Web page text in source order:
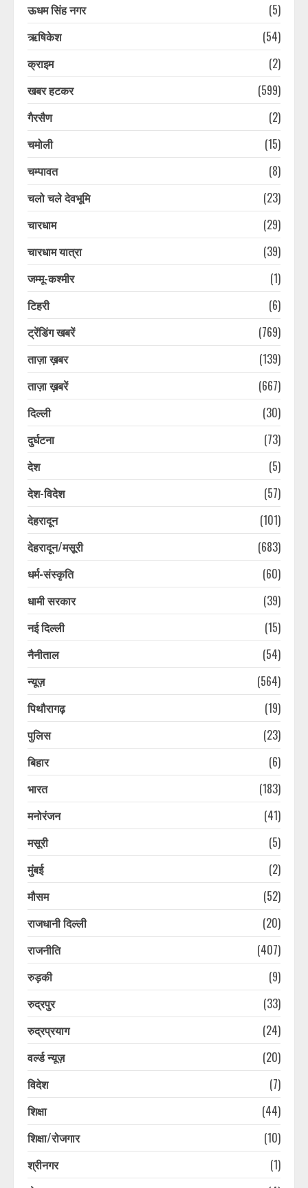
ऊधम सिंह नगर
(5)
ऋषिकेश
(54)
क्राइम
(2)
खबर हटकर
(599)
गैरसैण
(2)
चमोली
(15)
चम्पावत
(8)
चलो चले देवभूमि
(23)
चारधाम
(29)
चारधाम यात्रा
(39)
जम्मू-कश्मीर
(1)
टिहरी
(6)
ट्रेंडिंग खबरें
(769)
ताज़ा ख़बर
(139)
ताज़ा ख़बरें
(667)
दिल्ली
(30)
दुर्घटना
(73)
देश
(5)
देश-विदेश
(57)
देहरादून
(101)
देहरादून/मसूरी
(683)
धर्म-संस्कृति
(60)
धामी सरकार
(39)
नई दिल्ली
(15)
नैनीताल
(54)
न्यूज़
(564)
पिथौरागढ़
(19)
पुलिस
(23)
बिहार
(6)
भारत
(183)
मनोरंजन
(41)
मसूरी
(5)
मुंबई
(2)
मौसम
(52)
राजधानी दिल्ली
(20)
राजनीति
(407)
रुड़की
(9)
रुद्रपुर
(33)
रुद्रप्रयाग
(24)
वर्ल्ड न्यूज़
(20)
विदेश
(7)
शिक्षा
(44)
शिक्षा/रोजगार
(10)
श्रीनगर
(1)
उत्तराखंड के सबसे बड़े आयकर दाता ऋषभ
लिए जमीन दिला दो सरकार
4
कांवड़ियों के भेष में नकली नोट चलाने वाला
पूर्व सैनिक की संदिग्ध परिस्थितियों में हुई
मौत की जांच करेगी सीबीसीआईडी, पिता ने
August 8, 2026
10 साल बाद परिवार से मिला लापता शख्स,
परिजन हुए भावुक, पुलिस की ये ट्रिक आई
काम
7
10 साल बाद परिवार से मिला लापता शख्स,
परिजन हुए भावुक, पुलिस की ये ट्रिक आई